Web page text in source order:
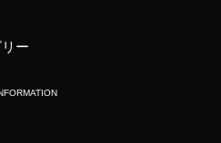
ー